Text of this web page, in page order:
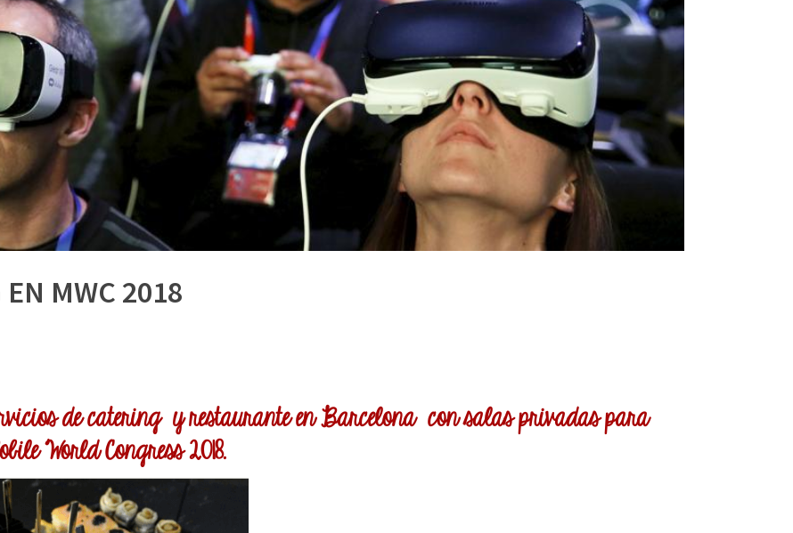
EN MWC 2018
de catering y restaurante en Barcelona con salas privadas para
World Congress 2018.